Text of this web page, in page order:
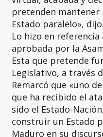
pretenden mantener
Estado paralelo», dijo.
Lo hizo en
aprobada por la
Esta que pretende
Legislativo, a través
Remarcó que «uno
que ha recibido el
sido el Estado-
construir un Estado
Maduro en su